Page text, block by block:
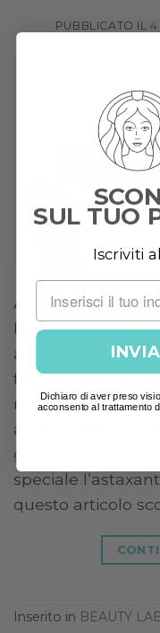
PUBBLICATO IL4
Astaxantina: un
la pelle
antiossidante
famiglia dei
responsabile del
alcune alghe
gamberi e i
speciale
questo articolo
Inserito in BEAUTY
SUL TUO
Iscriviti
Dichiaro di aver preso
acconsento al trattamento